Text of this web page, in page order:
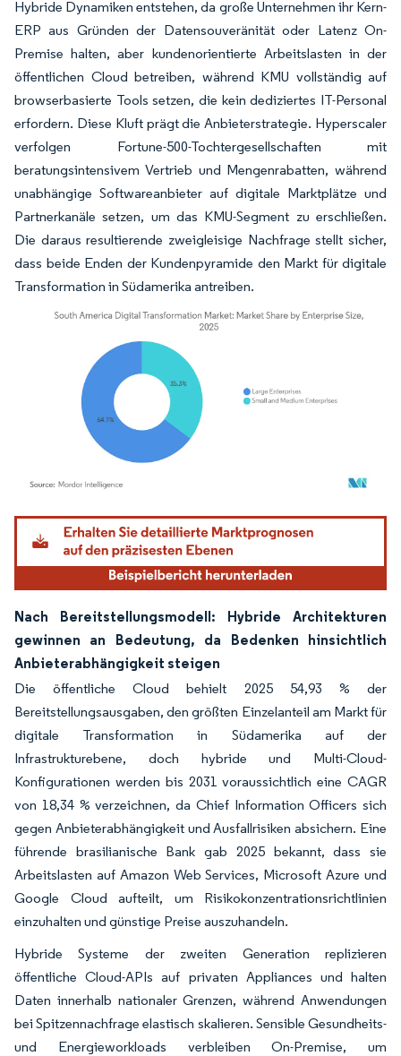
Hybride Dynamiken entstehen, da große Unternehmen ihr Kern-
ERP aus Gründen der Datensouveränität oder Latenz On-
Premise halten, aber kundenorientierte Arbeitslasten in der
öffentlichen Cloud betreiben, während KMU vollständig auf
browserbasierte Tools setzen, die kein dediziertes IT-Personal
erfordern. Diese Kluft prägt die Anbieterstrategie. Hyperscaler
verfolgen Fortune-500-Tochtergesellschaften mit
beratungsintensivem Vertrieb und Mengenrabatten, während
unabhängige Softwareanbieter auf digitale Marktplätze und
Partnerkanäle setzen, um das KMU-Segment zu erschließen.
Die daraus resultierende zweigleisige Nachfrage stellt sicher,
dass beide Enden der Kundenpyramide den Markt für digitale
Transformation in Südamerika antreiben.
Bild © Mordor Intelligence. Wiederverwendung erfordert Namensnennung gemäß
Nach Bereitstellungsmodell: Hybride Architekturen
gewinnen an Bedeutung, da Bedenken hinsichtlich
Anbieterabhängigkeit steigen
Die öffentliche Cloud behielt 2025 54,93 % der
Bereitstellungsausgaben, den größten Einzelanteil am Markt für
digitale Transformation in Südamerika auf der
Infrastrukturebene, doch hybride und Multi-Cloud-
Konfigurationen werden bis 2031 voraussichtlich eine CAGR
von 18,34 % verzeichnen, da Chief Information Officers sich
gegen Anbieterabhängigkeit und Ausfallrisiken absichern. Eine
führende brasilianische Bank gab 2025 bekannt, dass sie
Arbeitslasten auf Amazon Web Services, Microsoft Azure und
Google Cloud aufteilt, um Risikokonzentrationsrichtlinien
einzuhalten und günstige Preise auszuhandeln.
Hybride Systeme der zweiten Generation replizieren
öffentliche Cloud-APIs auf privaten Appliances und halten
Daten innerhalb nationaler Grenzen, während Anwendungen
bei Spitzennachfrage elastisch skalieren. Sensible Gesundheits-
und Energieworkloads verbleiben On-Premise, um